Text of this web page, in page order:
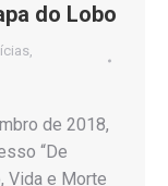
do Lobo
,
de 2018,
“De
Vida e Morte